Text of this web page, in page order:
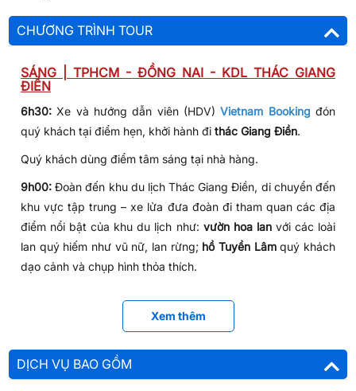
CHƯƠNG TRÌNH TOUR
SÁNG | TPHCM - ĐỒNG NAI - KDL THÁC GIANG
ĐIỀN
6h30: Xe và hướng dẫn viên (HDV)Vietnam Booking đón
quý khách tại điểm hẹn, khởi hành đi thác Giang Điền.
Quý khách dùng điểm tâm sáng tại nhà hàng.
9h00: Đoàn đến khu du lịch Thác Giang Điền, di chuyển đến
khu vực tập trung – xe lửa đưa đoàn đi tham quan các địa
điểm nổi bật của khu du lịch như: vườn hoa lanvới các loài
lan quý hiếm như vũ nữ, lan rừng; hồ Tuyền Lâmquý khách
dạo cảnh và chụp hình thỏa thích.
vị miền quê.
Xem thêm
DỊCH VỤ BAO GỒM